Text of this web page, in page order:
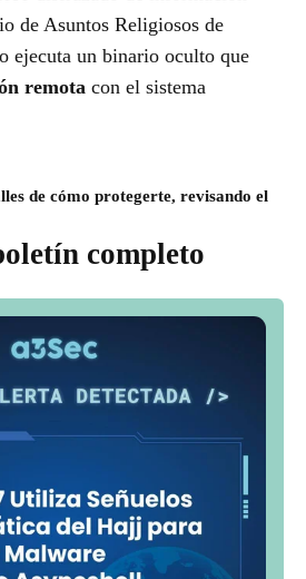
de Asuntos Religiosos de
ejecuta un binario oculto que
remota con el sistema
de cómo protegerte, revisando el
completo